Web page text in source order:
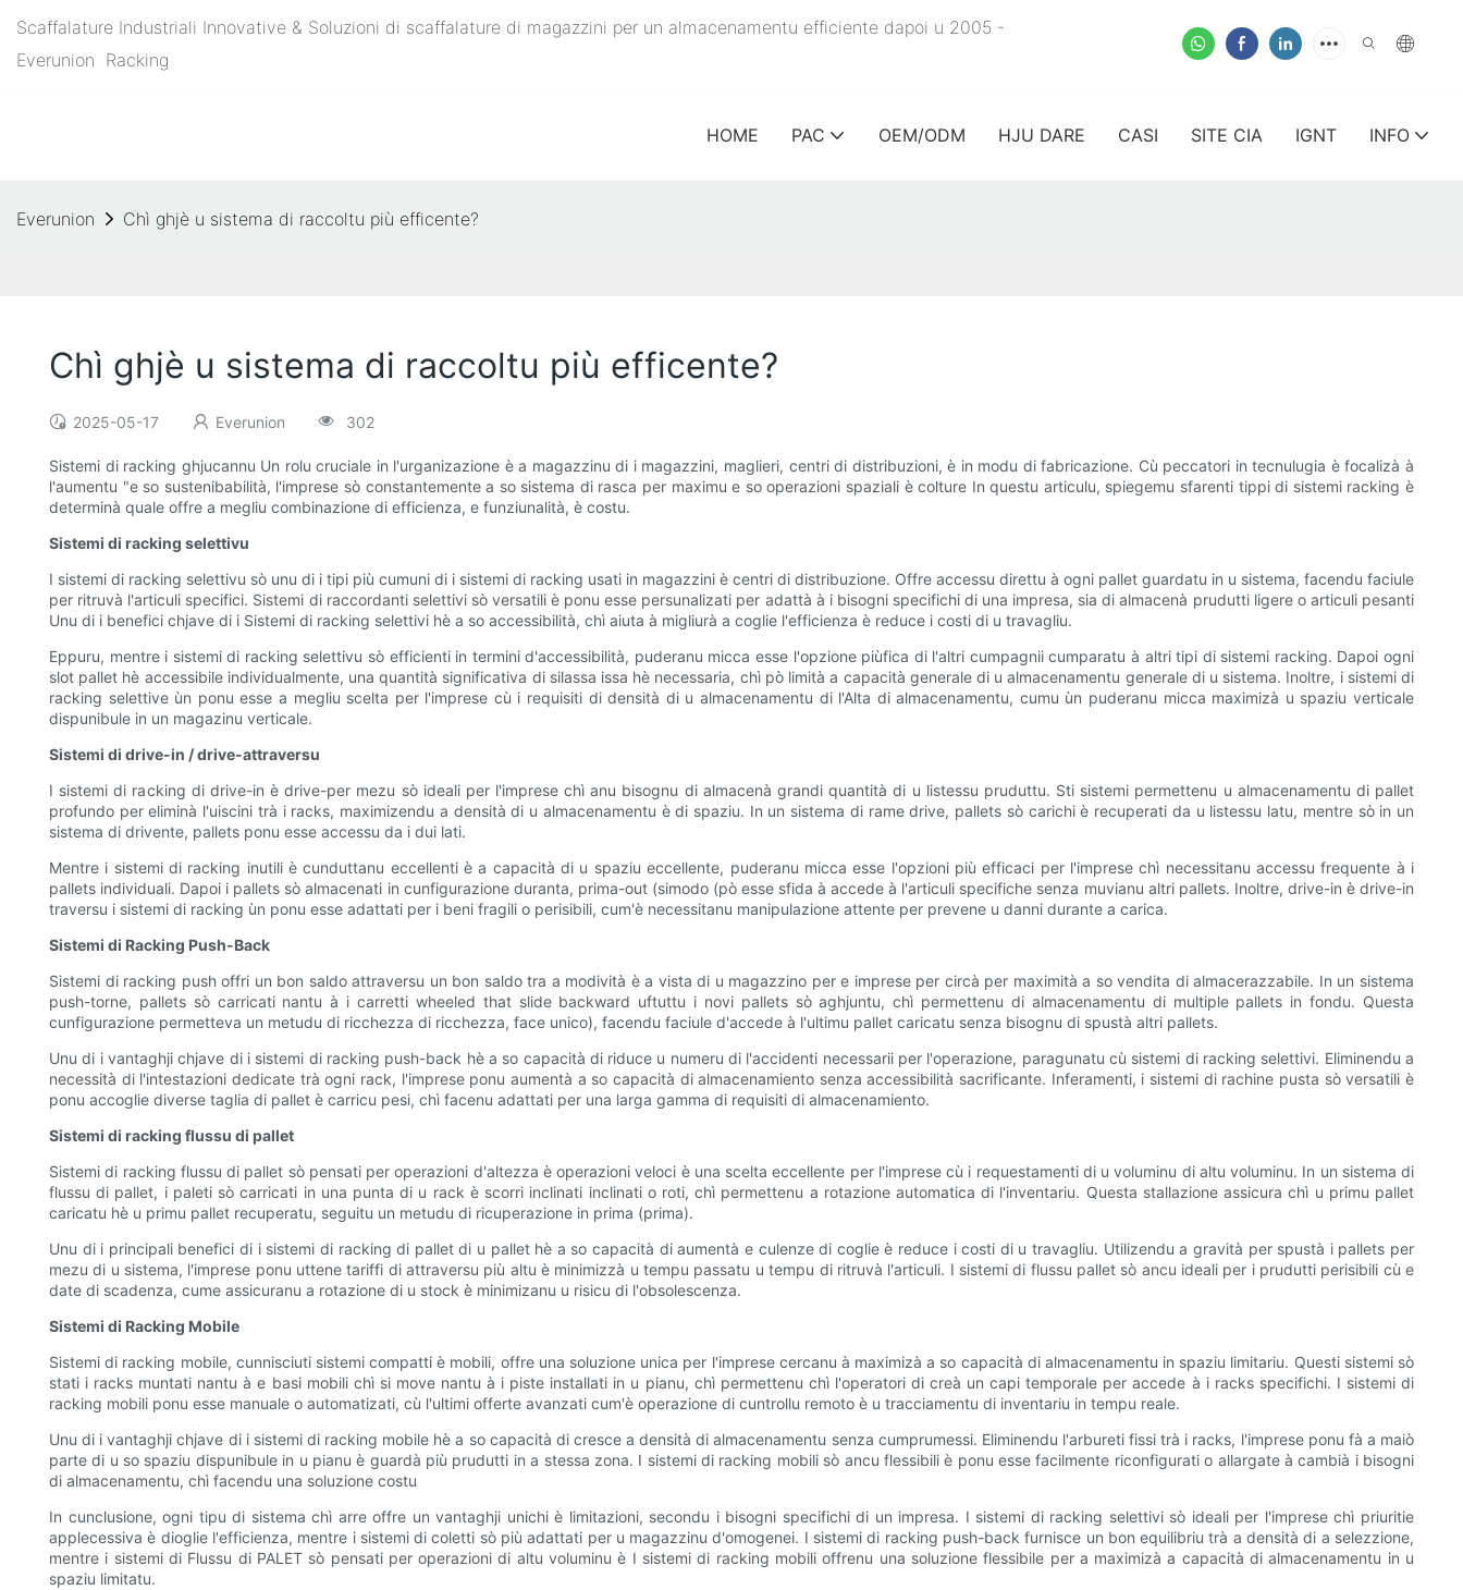
Scaffalature Industriali Innovative & Soluzioni di scaffalature di magazzini per un almacenamentu efficiente dapoi u 2005 -
Everunion Racking
HOME PAC OEM/ODM HJU DARE CASI SITE CIA IGNT INFO
Everunion Chì ghjè u sistema di raccoltu più efficente?
Chì ghjè u sistema di raccoltu più efficente?
2025-05-17 Everunion 302
Sistemi di racking ghjucannu Un rolu cruciale in l'urganizazione è a magazzinu di i magazzini, maglieri, centri di distribuzioni, è in modu di fabricazione. Cù peccatori in tecnulugia è focalizà à
l'aumentu "e so sustenibabilità, l'imprese sò constantemente a so sistema di rasca per maximu e so operazioni spaziali è colture In questu articulu, spiegemu sfarenti tippi di sistemi racking è
determinà quale offre a megliu combinazione di efficienza, e funziunalità, è costu.
Sistemi di racking selettivu
I sistemi di racking selettivu sò unu di i tipi più cumuni di i sistemi di racking usati in magazzini è centri di distribuzione. Offre accessu direttu à ogni pallet guardatu in u sistema, facendu faciule
per ritruvà l'articuli specifici. Sistemi di raccordanti selettivi sò versatili è ponu esse persunalizati per adattà à i bisogni specifichi di una impresa, sia di almacenà prudutti ligere o articuli pesanti
Unu di i benefici chjave di i Sistemi di racking selettivi hè a so accessibilità, chì aiuta à migliurà a coglie l'efficienza è reduce i costi di u travagliu.
Eppuru, mentre i sistemi di racking selettivu sò efficienti in termini d'accessibilità, puderanu micca esse l'opzione piùfica di l'altri cumpagnii cumparatu à altri tipi di sistemi racking. Dapoi ogni
slot pallet hè accessibile individualmente, una quantità significativa di silassa issa hè necessaria, chì pò limità a capacità generale di u almacenamentu generale di u sistema. Inoltre, i sistemi di
racking selettive ùn ponu esse a megliu scelta per l'imprese cù i requisiti di densità di u almacenamentu di l'Alta di almacenamentu, cumu ùn puderanu micca maximizà u spaziu verticale
dispunibule in un magazinu verticale.
Sistemi di drive-in / drive-attraversu
I sistemi di racking di drive-in è drive-per mezu sò ideali per l'imprese chì anu bisognu di almacenà grandi quantità di u listessu pruduttu. Sti sistemi permettenu u almacenamentu di pallet
profundo per eliminà l'uiscini trà i racks, maximizendu a densità di u almacenamentu è di spaziu. In un sistema di rame drive, pallets sò carichi è recuperati da u listessu latu, mentre sò in un
sistema di drivente, pallets ponu esse accessu da i dui lati.
Mentre i sistemi di racking inutili è cunduttanu eccellenti è a capacità di u spaziu eccellente, puderanu micca esse l'opzioni più efficaci per l'imprese chì necessitanu accessu frequente à i
pallets individuali. Dapoi i pallets sò almacenati in cunfigurazione duranta, prima-out (simodo (pò esse sfida à accede à l'articuli specifiche senza muvianu altri pallets. Inoltre, drive-in è drive-in
traversu i sistemi di racking ùn ponu esse adattati per i beni fragili o perisibili, cum'è necessitanu manipulazione attente per prevene u danni durante a carica.
Sistemi di Racking Push-Back
Sistemi di racking push offri un bon saldo attraversu un bon saldo tra a modività è a vista di u magazzino per e imprese per circà per maximità a so vendita di almacerazzabile. In un sistema
push-torne, pallets sò carricati nantu à i carretti wheeled that slide backward uftuttu i novi pallets sò aghjuntu, chì permettenu di almacenamentu di multiple pallets in fondu. Questa
cunfigurazione permetteva un metudu di ricchezza di ricchezza, face unico), facendu faciule d'accede à l'ultimu pallet caricatu senza bisognu di spustà altri pallets.
Unu di i vantaghji chjave di i sistemi di racking push-back hè a so capacità di riduce u numeru di l'accidenti necessarii per l'operazione, paragunatu cù sistemi di racking selettivi. Eliminendu a
necessità di l'intestazioni dedicate trà ogni rack, l'imprese ponu aumentà a so capacità di almacenamiento senza accessibilità sacrificante. Inferamenti, i sistemi di rachine pusta sò versatili è
ponu accoglie diverse taglia di pallet è carricu pesi, chì facenu adattati per una larga gamma di requisiti di almacenamiento.
Sistemi di racking flussu di pallet
Sistemi di racking flussu di pallet sò pensati per operazioni d'altezza è operazioni veloci è una scelta eccellente per l'imprese cù i requestamenti di u voluminu di altu voluminu. In un sistema di
flussu di pallet, i paleti sò carricati in una punta di u rack è scorri inclinati inclinati o roti, chì permettenu a rotazione automatica di l'inventariu. Questa stallazione assicura chì u primu pallet
caricatu hè u primu pallet recuperatu, seguitu un metudu di ricuperazione in prima (prima).
Unu di i principali benefici di i sistemi di racking di pallet di u pallet hè a so capacità di aumentà e culenze di coglie è reduce i costi di u travagliu. Utilizendu a gravità per spustà i pallets per
mezu di u sistema, l'imprese ponu uttene tariffi di attraversu più altu è minimizzà u tempu passatu u tempu di ritruvà l'articuli. I sistemi di flussu pallet sò ancu ideali per i prudutti perisibili cù e
date di scadenza, cume assicuranu a rotazione di u stock è minimizanu u risicu di l'obsolescenza.
Sistemi di Racking Mobile
Sistemi di racking mobile, cunnisciuti sistemi compatti è mobili, offre una soluzione unica per l'imprese cercanu à maximizà a so capacità di almacenamentu in spaziu limitariu. Questi sistemi sò
stati i racks muntati nantu à e basi mobili chì si move nantu à i piste installati in u pianu, chì permettenu chì l'operatori di creà un capi temporale per accede à i racks specifichi. I sistemi di
racking mobili ponu esse manuale o automatizati, cù l'ultimi offerte avanzati cum'è operazione di cuntrollu remoto è u tracciamentu di inventariu in tempu reale.
Unu di i vantaghji chjave di i sistemi di racking mobile hè a so capacità di cresce a densità di almacenamentu senza cumprumessi. Eliminendu l'arbureti fissi trà i racks, l'imprese ponu fà a maiò
parte di u so spaziu dispunibule in u pianu è guardà più prudutti in a stessa zona. I sistemi di racking mobili sò ancu flessibili è ponu esse facilmente riconfigurati o allargate à cambià i bisogni
di almacenamentu, chì facendu una soluzione costu
In cunclusione, ogni tipu di sistema chì arre offre un vantaghji unichi è limitazioni, secondu i bisogni specifichi di un impresa. I sistemi di racking selettivi sò ideali per l'imprese chì priuritie
applecessiva è dioglie l'efficienza, mentre i sistemi di coletti sò più adattati per u magazzinu d'omogenei. I sistemi di racking push-back furnisce un bon equilibriu trà a densità di a selezzione,
mentre i sistemi di Flussu di PALET sò pensati per operazioni di altu voluminu è I sistemi di racking mobili offrenu una soluzione flessibile per a maximizà a capacità di almacenamentu in u
spaziu limitatu.